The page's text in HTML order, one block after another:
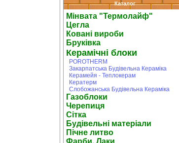
Каталог
Мінвата "Термолайф"
Цегла
Ковані вироби
Бруківка
Керамічні блоки
POROTHERM
Закарпатська Будівельна Кераміка
Керамейя - Теплокерам
Кератерм
Слобожанська Будівельна Кераміка
Газоблоки
Черепиця
Сітка
Будівельні матеріали
Пічне литво
Фарби, Лаки